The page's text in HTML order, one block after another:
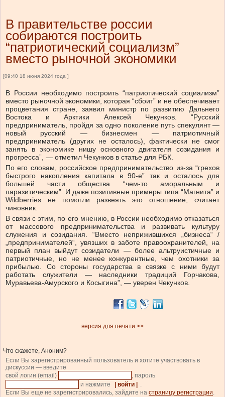
В правительстве россии
собираются построить
“патриотический социализм”
вместо рыночной экономики
[09:40 18 июня 2024 года ]
В России необходимо построить “патриотический социализм”
вместо рыночной экономики, которая “сбоит” и не обеспечивает
процветания стране, заявил министр по развитию Дальнего
Востока и Арктики Алексей Чекунков. “Русский
предприниматель, пройдя за одно поколение путь спекулянт —
новый русский — бизнесмен — патриотичный
предприниматель (других не осталось), фактически не смог
занять в экономике нишу основного двигателя созидания и
прогресса”, — отметил Чекунков в статье для РБК.
По его словам, российское предпринимательство из-за “грехов
быстрого накопления капитала в 90-е” так и осталось для
большей части общества “чем-то аморальным и
паразитическим”. И даже позитивные примеры типа “Магнита” и
Wildberries не помогли развеять это отношение, считает
чиновник.
В связи с этим, по его мнению, в России необходимо отказаться
от массового предпринимательства и развивать культуру
служения и созидания. “Вместо неприжившихся „бизнеса“ /
„предпринимателей“, увязших в заботе правоохранителей, на
первый план выйдут созидатели — более альтруистичные и
патриотичные, но не менее конкурентные, чем охотники за
прибылью. Со стороны государства в связке с ними будут
работать служители — наследники традиций Горчакова,
Муравьева-Амурского и Косыгина”, — уверен Чекунков.
версия для печати >>
Что скажете, Аноним?
Если Вы зарегистрированный пользователь и хотите участвовать в
дискуссии — введите
свой логин (email)
, пароль
и нажмите
| войти |
.
Если Вы еще не зарегистрировались, зайдите на страницу регистрации.